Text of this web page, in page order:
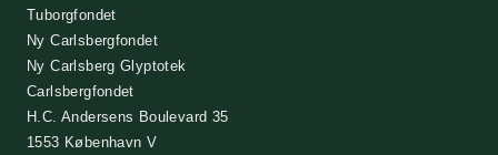
Tuborgfondet
Ny Carlsbergfondet
Ny Carlsberg Glyptotek
Carlsbergfondet
H.C. Andersens Boulevard 35
1553 København V